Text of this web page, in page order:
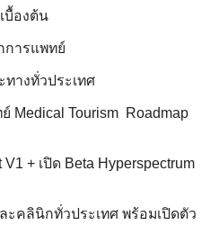
บื้องต้น
การแพทย์
างทั่วประเทศ
Medical Tourism Roadmap
+ เปิด Beta Hyperspectrum
ะคลินิกทั่วประเทศ พร้อมเปิดตัว